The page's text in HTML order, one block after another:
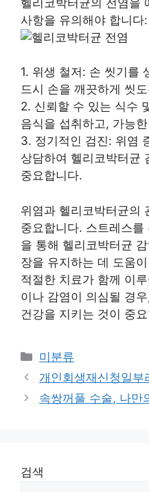
사항을 유의해야 합니다:
1. 위생 철저: 손 씻기를
드시 손을 깨끗하게 씻
2. 신뢰할 수 있는 식수
음식을 섭취하고, 가능
3. 정기적인 검진: 위염
상담하여 헬리코박터균
중요합니다.
위염과 헬리코박터균의
중요합니다. 스트레스
을 통해 헬리코박터균
장을 유지하는 데 도움
적절한 치료가 함께 이
이나 감염이 의심될 경
건강을 지키는 것이 중
Categories
미분류
개인회생재신청일부
속쌍꺼풀 수술, 나만
검색